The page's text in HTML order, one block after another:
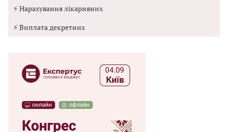
⚡ Нарахування лікарняних
⚡ Виплата декретних